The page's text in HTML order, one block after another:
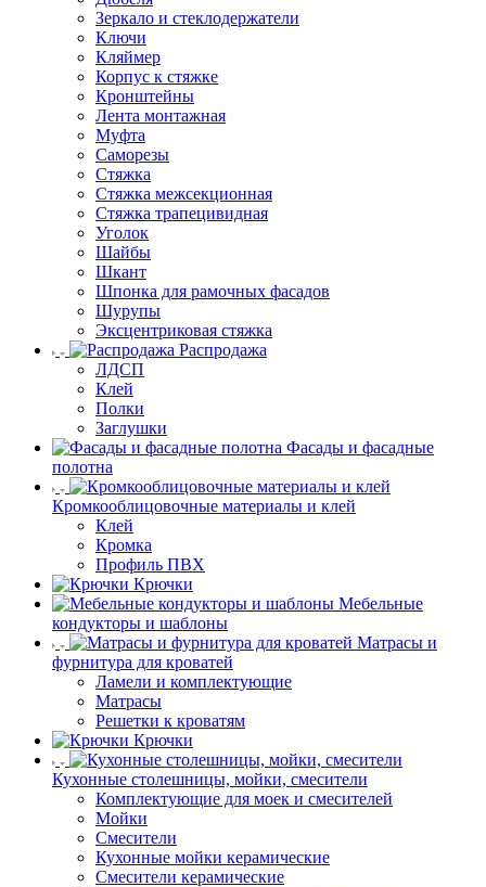
Зеркало и стеклодержатели
Ключи
Кляймер
Корпус к стяжке
Кронштейны
Лента монтажная
Муфта
Саморезы
Стяжка
Стяжка межсекционная
Стяжка трапецивидная
Уголок
Шайбы
Шкант
Шпонка для рамочных фасадов
Шурупы
Эксцентриковая стяжка
Распродажа
ЛДСП
Клей
Полки
Заглушки
Фасады и фасадные
полотна
Кромкооблицовочные материалы и клей
Клей
Кромка
Профиль ПВХ
Крючки
Мебельные
кондукторы и шаблоны
Матрасы и
фурнитура для кроватей
Ламели и комплектующие
Матрасы
Решетки к кроватям
Крючки
Кухонные столешницы, мойки, смесители
Комплектующие для моек и смесителей
Мойки
Смесители
Кухонные мойки керамические
Смесители керамические